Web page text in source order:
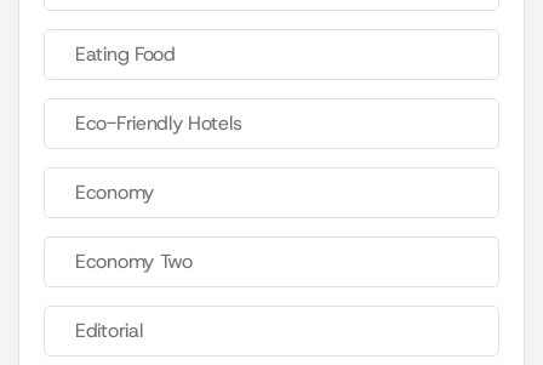
Eating Food
Eco-Friendly Hotels
Economy
Economy Two
Editorial